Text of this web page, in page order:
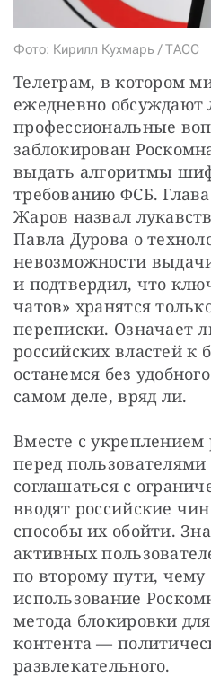
Фото: Кирилл Кухмарь / ТАСС
Телеграм, в котором
ежедневно
профессиональные
заблокирован
выдать алгоритмы
требованию ФСБ.
Жаров назвал
Павла Дурова о
невозможности
и подтвердил, что
чатов» хранятся
переписки. Означает
российских властей к
останемся без
самом деле, вряд ли.
Вместе с укреплением
перед
соглашаться с
вводят российские
способы их обойти.
активных
по второму пути, чему
использование
метода блокировки
контента —
развлекательного.